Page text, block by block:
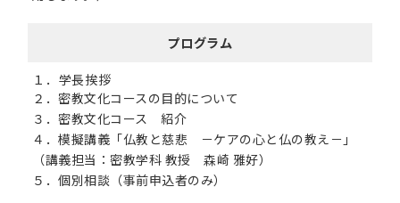
プログラム
１．学長挨拶
２．密教文化コースの目的について
３．密教文化コース 紹介
４．模擬講義「仏教と慈悲 －ケアの心と仏の教え－」
（講義担当：密教学科 教授 森崎 雅好）
５．個別相談（事前申込者のみ）